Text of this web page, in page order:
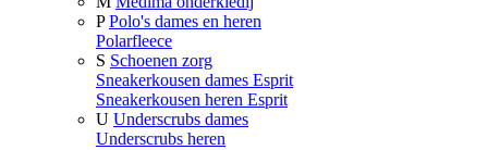
P Polo's dames en heren
Polarfleece
S Schoenen zorg
Sneakerkousen dames Esprit
Sneakerkousen heren Esprit
U Underscrubs dames
Underscrubs heren